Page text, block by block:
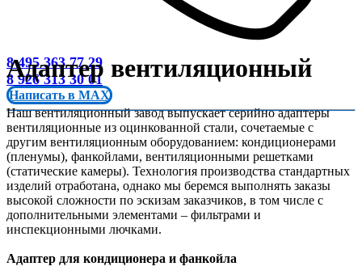
8 495 363 77 29
8 926 313 30 01
Написать в MAX
Адаптер вентиляционный
Наш вентиляционный завод выпускает серийно адаптеры
вентиляционные из оцинкованной стали, сочетаемые с
другим вентиляционным оборудованием: кондиционерами
(пленумы), фанкойлами, вентиляционными решетками
(статические камеры). Технология производства стандартных
изделий отработана, однако мы беремся выполнять заказы
высокой сложности по эскизам заказчиков, в том числе с
дополнительными элементами – фильтрами и
инспекционными лючками.
Адаптер для кондиционера и фанкойла